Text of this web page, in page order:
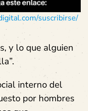
suscribirse/
y lo que alguien
interno del
por hombres